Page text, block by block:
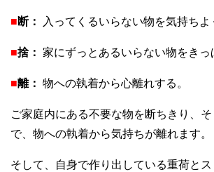
■断： 入ってくるいらない物を気持ちよ
■捨： 家にずっとあるいらない物をきっ
■離： 物への執着から心離れする。
ご家庭内にある不要な物を断ちきり、
で、物への執着から気持ちが離れます。
そして、自身で作り出している重荷と